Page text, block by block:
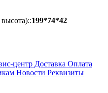
199*74*42
центр Доставка Оплата
Новости Реквизиты